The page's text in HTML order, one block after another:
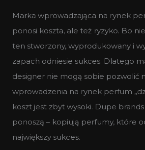
Marka wprowadzająca na rynek
ponosi koszta, ale też ryzyko. Bo
ten stworzony, wyprodukowany i
zapach odniesie sukces. Dlatego
designer nie mogą sobie pozwolić
wprowadzenia na rynek perfum
koszt jest zbyt wysoki. Dupe
ponoszą – kopiują perfumy, które
największy sukces.